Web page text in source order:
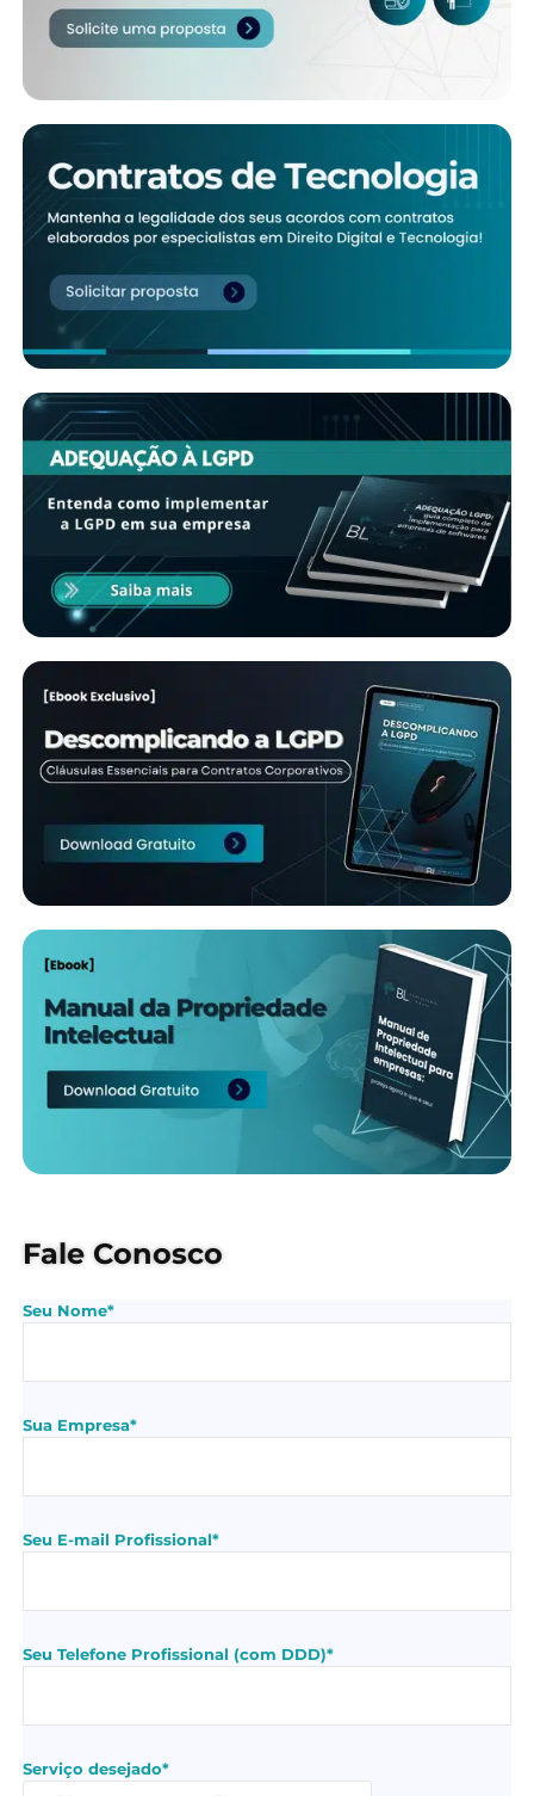
Fale Conosco
Seu Nome*
Sua Empresa*
Seu E-mail Profissional*
Seu Telefone Profissional (com DDD)*
Serviço desejado*